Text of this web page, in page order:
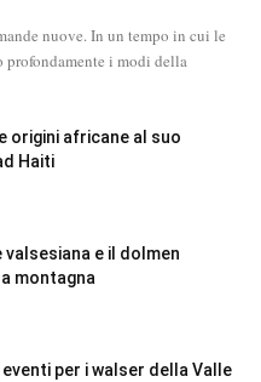
nuove. In un tempo in cui le
i modi della
origini africane al suo
Haiti
valsesiana e il dolmen
montagna
per i walser della Valle